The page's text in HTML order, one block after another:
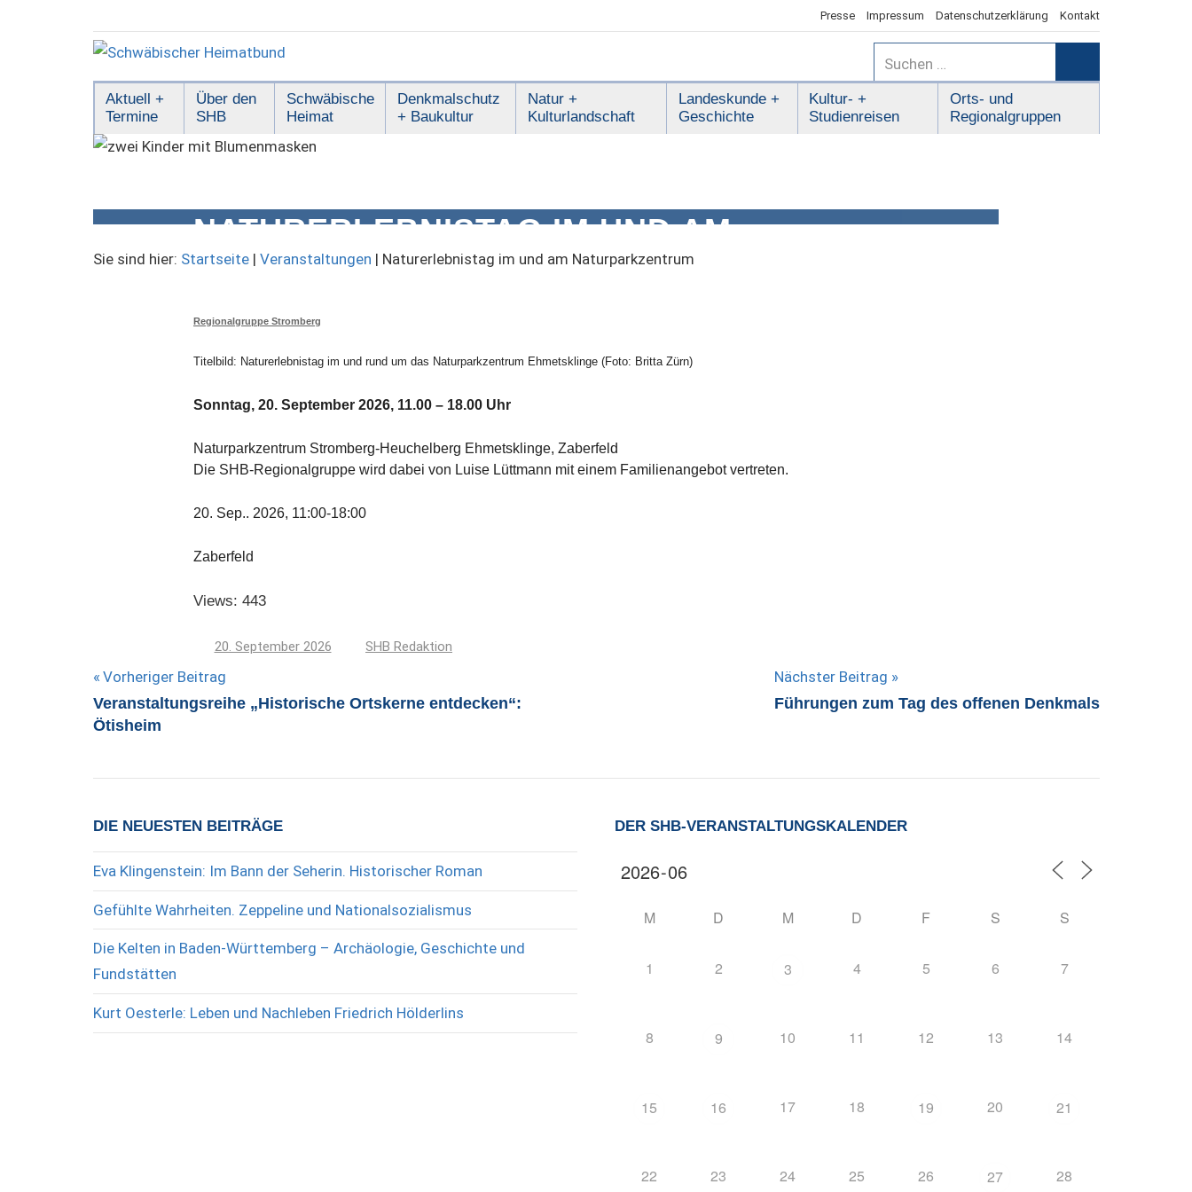
Presse Impressum Datenschutzerklärung Kontakt
Schwäbischer
Heimatbund
Suchen
nach:
Aktuell +
Termine
Über den
SHB
Schwäbische
Heimat
Denkmalschutz
+ Baukultur
Natur +
Kulturlandschaft
Landeskunde +
Geschichte
Kultur- +
Studienreisen
Orts- und
Regionalgruppen
NATURERLEBNISTAG IM UND AM
NATURPARKZENTRUM
Sie sind hier: Startseite| Veranstaltungen | Naturerlebnistag im und am Naturparkzentrum
Regionalgruppe Stromberg
Titelbild: Naturerlebnistag im und rund um das Naturparkzentrum Ehmetsklinge (Foto: Britta Zürn)
Sonntag, 20. September 2026, 11.00 – 18.00 Uhr
Naturparkzentrum Stromberg-Heuchelberg Ehmetsklinge, Zaberfeld
Die SHB-Regionalgruppe wird dabei von Luise Lüttmann mit einem Familienangebot vertreten.
20. Sep.. 2026, 11:00-18:00
Zaberfeld
Views: 443
20. September 2026 SHB Redaktion
Beitragsnavigation
Vorheriger Beitrag
Veranstaltungsreihe „Historische Ortskerne entdecken“:
Ötisheim
Nächster Beitrag
Führungen zum Tag des offenen Denkmals
DIE NEUESTEN BEITRÄGE
Eva Klingenstein: Im Bann der Seherin. Historischer Roman
Gefühlte Wahrheiten. Zeppeline und Nationalsozialismus
Die Kelten in Baden-Württemberg – Archäologie, Geschichte und
Fundstätten
Kurt Oesterle: Leben und Nachleben Friedrich Hölderlins
DER SHB-VERANSTALTUNGSKALENDER
M D M D F S S
1 2 3 4 5 6 7
8 9 10 11 12 13 14
15 16 17 18 19 20 21
22 23 24 25 26 27 28